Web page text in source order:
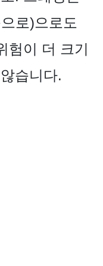
로)으로도
험이 더 크기
습니다.